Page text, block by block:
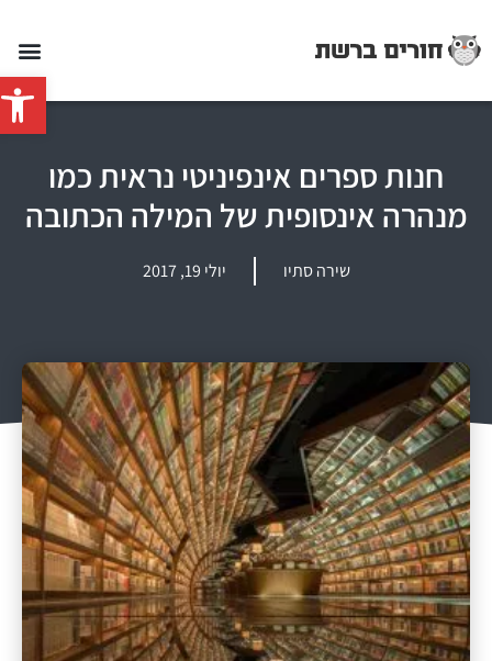
פתח
חנות ספרים אינפיניטי נראית כמו
מנהרה אינסופית של המילה הכתובה
שירה סתיו יולי 19, 2017